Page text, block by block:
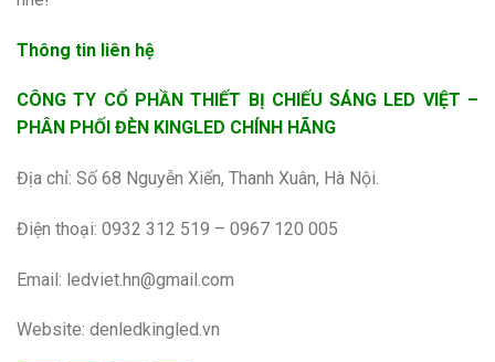
Thông tin liên hệ
CÔNG TY CỔ PHẦN THIẾT BỊ CHIẾU SÁNG LED VIỆT –
PHÂN PHỐI ĐÈN KINGLED CHÍNH HÃNG
Địa chỉ: Số 68 Nguyễn Xiển, Thanh Xuân, Hà Nội.
Điện thoại: 0932 312 519 – 0967 120 005
Email: ledviet.hn@gmail.com
Website: denledkingled.vn